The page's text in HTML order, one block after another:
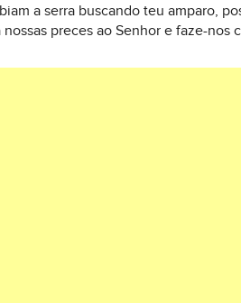
a serra buscando teu amparo,
preces ao Senhor e faze-nos